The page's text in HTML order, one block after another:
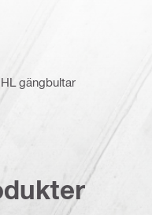
gängbultar